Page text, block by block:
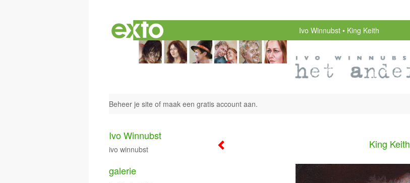
Ivo Winnubst King Keith
Beheer je site of maak een gratis account aan.
King Keith
Ivo Winnubst
ivo winnubst
galerie